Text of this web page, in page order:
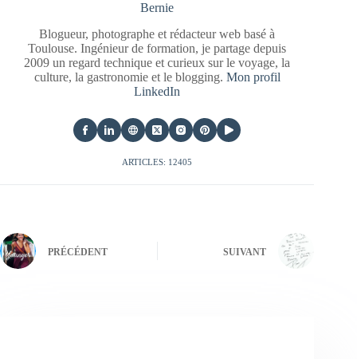
Bernie
Blogueur, photographe et rédacteur web basé à
Toulouse. Ingénieur de formation, je partage depuis
2009 un regard technique et curieux sur le voyage, la
culture, la gastronomie et le blogging. Mon profil
LinkedIn
ARTICLES: 12405
PRÉCÉDENT SUIVANT